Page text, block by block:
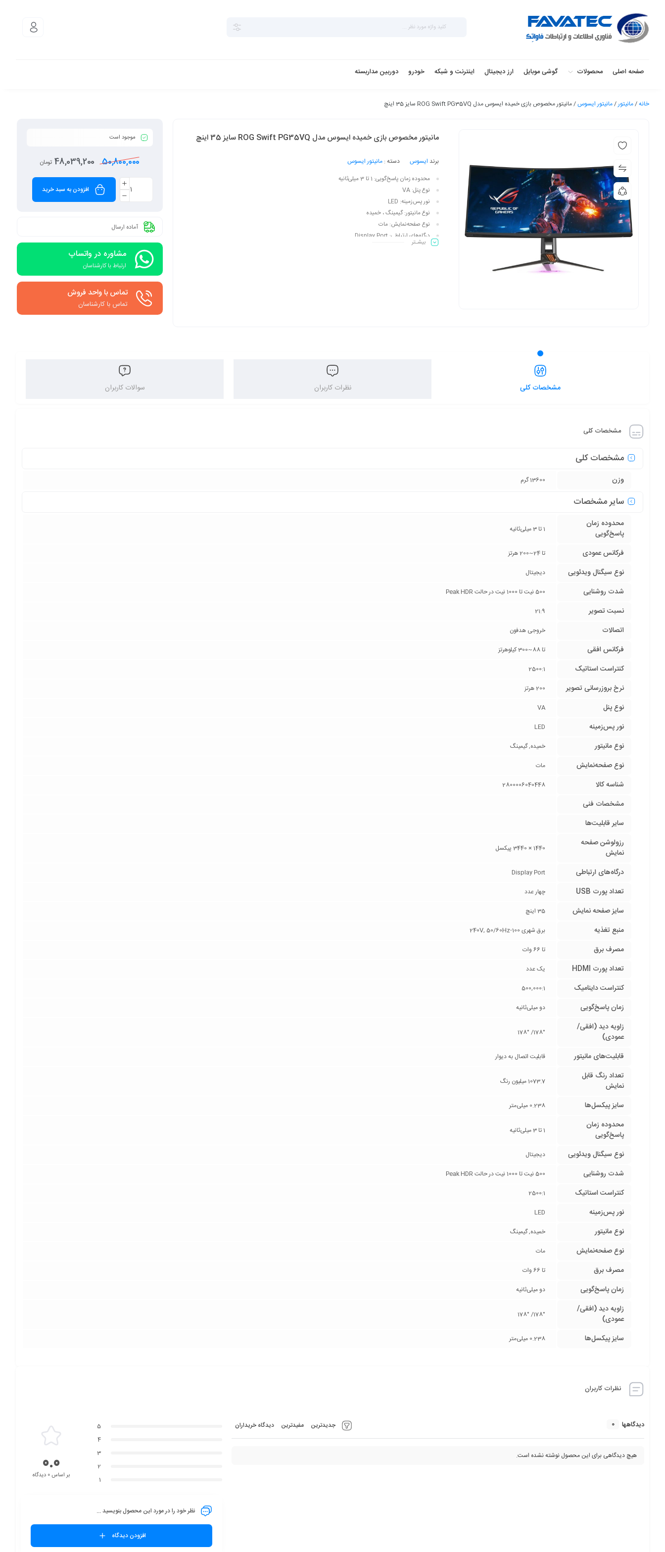
صفحه اصلی محصولات گوشی موبایل ارز دیجیتال اینترنت و شبکه خودرو دوربین مداربسته
خانه/مانیتور/مانیتور ایسوس/ مانیتور مخصوص بازی خمیده ایسوس مدل ROG Swift PG35VQ سایز 35 اینچ
مانیتور مخصوص بازی خمیده ایسوس مدل ROG Swift PG35VQ سایز 35 اینچ
برند ایسوس دسته : مانیتور ایسوس
محدوده زمان پاسخ‌گویی: 1 تا 3 میلی‌ثانیه
نوع پنل: VA
نور پس‌زمینه: LED
نوع مانیتور:گیمینگ ، خمیده
نوع صفحه‌نمایش: مات
درگاه‌های ارتباطی: Display Port
تعداد پورت USB:
بیشـتر
موجود است
50,800,000
48,039,200 تومان
افزودن به سبد خرید
آماده ارسال
مشاوره در واتساپ
ارتباط با کارشناسان
تماس با واحد فروش
تماس با کارشناسان
مشخصات کلی نظرات کاربران سوالات کاربران
مشخصات کلی
مشخصات کلی
وزن 13600 گرم
سایر مشخصات
محدوده زمان
پاسخ‌گویی
1 تا 3 میلی‌ثانیه
فرکانس عمودی تا 24~200 هرتز
نوع سیگنال ویدئویی دیجیتال
شدت روشنایی 500 نیت تا 1000 نیت در حالت Peak HDR
نسبت تصویر 21:9
اتصالات خروجی هدفون
فرکانس افقی تا 88~300 کیلوهرتز
کنتراست استاتیک 2500:1
نرخ بروزرسانی تصویر 200 هرتز
نوع پنل VA
نور پس‌زمینه LED
نوع مانیتور خمیده, گیمینگ
نوع صفحه‌نمایش مات
شناسه کالا 2800006040448
مشخصات فنی
سایر قابلیت‌ها
رزولوشن صفحه
نمایش
1440 × 3440 پیکسل
درگاه‌های ارتباطی Display Port
تعداد پورت USB چهار عدد
سایز صفحه نمایش 35 اینچ
منبع تغذیه برق شهری 100-240V, 50/60Hz
مصرف برق تا 66 وات
تعداد پورت HDMI یک عدد
کنتراست داینامیک 500,000:1
زمان پاسخ‌گویی دو میلی‌ثانیه
زاویه دید (افقی/
عمودی)
178°/ 178°
قابلیت‌های مانیتور قابلیت اتصال به دیوار
تعداد رنگ قابل
نمایش
1073.7 میلیون رنگ
سایز پیکسل‌ها 0.238 میلی‌متر
محدوده زمان
پاسخ‌گویی
1 تا 3 میلی‌ثانیه
نوع سیگنال ویدئویی دیجیتال
شدت روشنایی 500 نیت تا 1000 نیت در حالت Peak HDR
کنتراست استاتیک 2500:1
نور پس‌زمینه LED
نوع مانیتور خمیده, گیمینگ
نوع صفحه‌نمایش مات
مصرف برق تا 66 وات
زمان پاسخ‌گویی دو میلی‌ثانیه
زاویه دید (افقی/
عمودی)
178°/ 178°
سایز پیکسل‌ها 0.238 میلی‌متر
نظرات کاربران
دیدگاهها 0 جدیدترین مفیدترین دیدگاه خریداران
هیچ دیدگاهی برای این محصول نوشته نشده است.
5
4
3
2
1
0.0
بر اساس 0 دیدگاه
نظر خود را در مورد این محصول بنویسید ...
افزودن دیدگاه